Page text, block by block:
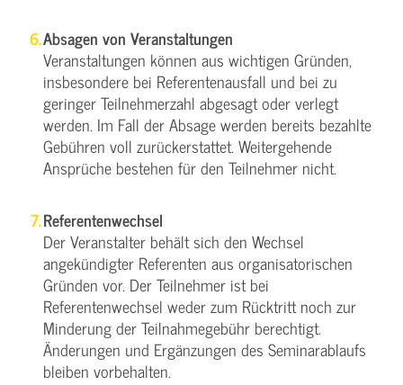
Absagen von Veranstaltungen
Veranstaltungen können aus wichtigen Gründen,
insbesondere bei Referentenausfall und bei zu
geringer Teilnehmerzahl abgesagt oder verlegt
werden. Im Fall der Absage werden bereits bezahlte
Gebühren voll zurückerstattet. Weitergehende
Ansprüche bestehen für den Teilnehmer nicht.
Referentenwechsel
Der Veranstalter behält sich den Wechsel
angekündigter Referenten aus organisatorischen
Gründen vor. Der Teilnehmer ist bei
Referentenwechsel weder zum Rücktritt noch zur
Minderung der Teilnahmegebühr berechtigt.
Änderungen und Ergänzungen des Seminarablaufs
bleiben vorbehalten.